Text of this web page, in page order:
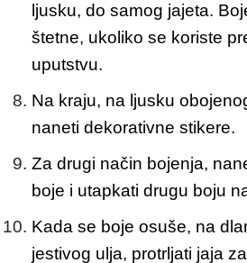
ljusku, do samog jajeta.
štetne, ukoliko se koriste
uputstvu.
Na kraju, na ljusku
naneti dekorativne stikere.
Za drugi način bojenja,
boje i utapkati drugu boju
Kada se boje osuše, na
jestivog ulja, protrljati jaja